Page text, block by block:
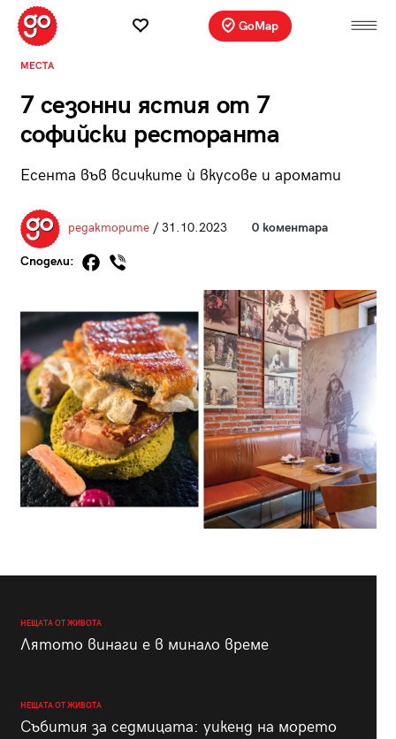
GoMap
МЕСТА
7 сезонни ястия от 7
софийски ресторанта
Есента във всичките ѝ вкусове и аромати
редакторите/ 31.10.2023 0 коментара
Сподели:
НЕЩАТА ОТ ЖИВОТА
Лятото винаги е в минало време
НЕЩАТА ОТ ЖИВОТА
Събития за седмицата: уикенд на морето